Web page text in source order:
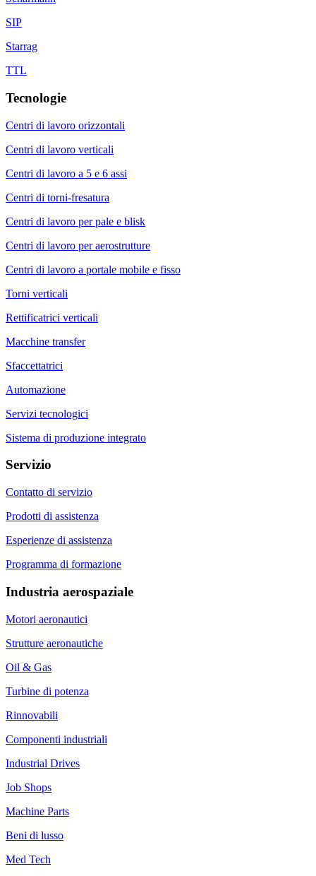
SIP
Starrag
TTL
Tecnologie
Centri di lavoro orizzontali
Centri di lavoro verticali
Centri di lavoro a 5 e 6 assi
Centri di torni-fresatura
Centri di lavoro per pale e blisk
Centri di lavoro per aerostrutture
Centri di lavoro a portale mobile e fisso
Torni verticali
Rettificatrici verticali
Macchine transfer
Sfaccettatrici
Automazione
Servizi tecnologici
Sistema di produzione integrato
Servizio
Contatto di servizio
Prodotti di assistenza
Esperienze di assistenza
Programma di formazione
Industria aerospaziale
Motori aeronautici
Strutture aeronautiche
Oil & Gas
Turbine di potenza
Rinnovabili
Componenti industriali
Industrial Drives
Job Shops
Machine Parts
Beni di lusso
Med Tech